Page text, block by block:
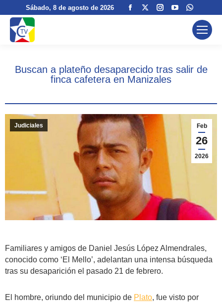
Sábado, 8 de agosto de 2026
Facebook
windowwindow
Instagram
window
YouTube
opens
window
page
opens
window
Buscan a plateño desaparecido tras salir de
finca cafetera en Manizales
Feb
26
2026
Judiciales
Familiares y amigos de Daniel Jesús López Almendrales,
conocido como ‘El Mello’, adelantan una intensa búsqueda
tras su desaparición el pasado 21 de febrero.
El hombre, oriundo del municipio de Plato, fue visto por